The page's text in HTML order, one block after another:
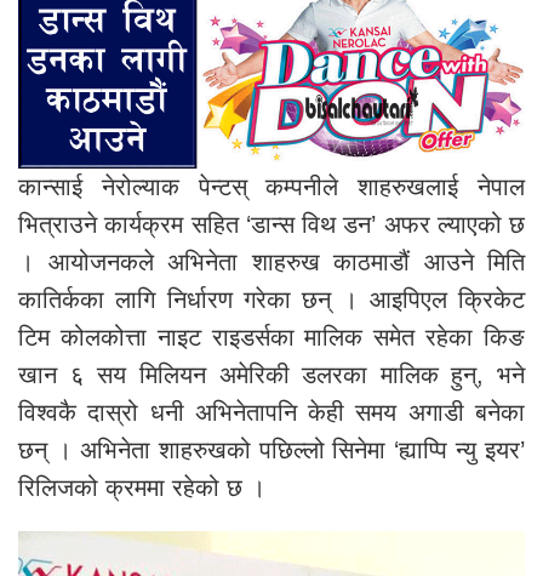
कान्साई नेरोल्याक पेन्टस् कम्पनीले शाहरुखलाई नेपाल
भित्राउने कार्यक्रम सहित ‘डान्स विथ डन’ अफर ल्याएको छ
। आयोजनकले अभिनेता शाहरुख काठमाडौं आउने मिति
कातिर्कका लागि निर्धारण गरेका छन् । आइपिएल क्रिकेट
टिम कोलकोत्ता नाइट राइडर्सका मालिक समेत रहेका किङ
खान ६ सय मिलियन अमेरिकी डलरका मालिक हुन्, भने
विश्वकै दास्रो धनी अभिनेतापनि केही समय अगाडी बनेका
छन् । अभिनेता शाहरुखको पछिल्लो सिनेमा ‘ह्याप्पि न्यु इयर’
रिलिजको क्रममा रहेको छ ।